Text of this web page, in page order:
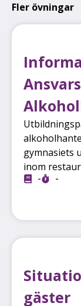
Fler övningar
gymnasiets
inom
- -
gäster